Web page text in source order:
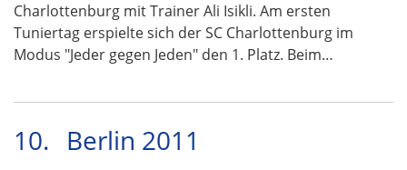
Charlottenburg mit Trainer Ali Isikli. Am ersten
Tuniertag erspielte sich der SC Charlottenburg im
Modus "Jeder gegen Jeden" den 1. Platz. Beim…
10. Berlin 2011